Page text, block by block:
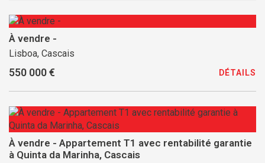
À vendre -
Lisboa, Cascais
550 000 € DÉTAILS
À vendre - Appartement T1 avec rentabilité garantie
à Quinta da Marinha, Cascais